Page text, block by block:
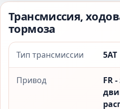
Трансмиссия,
тормоза
Тип трансмиссии 5AT
Привод
FR